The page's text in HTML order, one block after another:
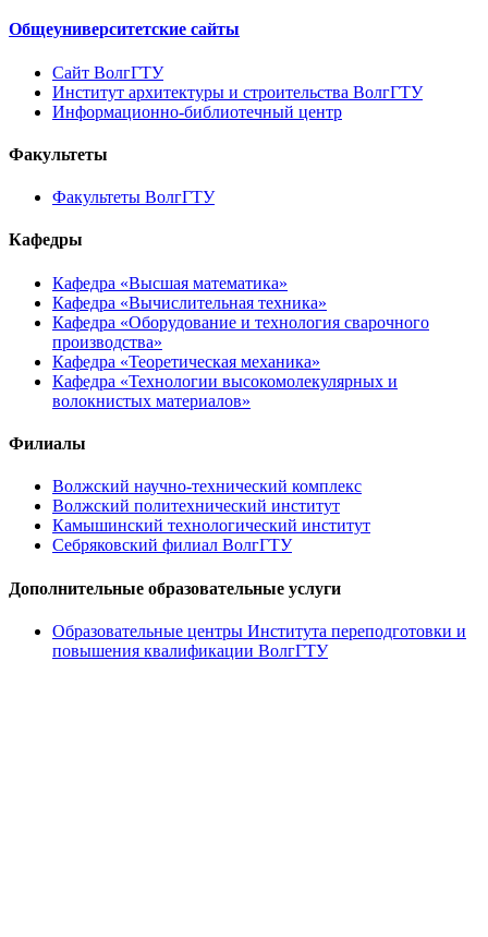
Общеуниверситетские сайты
Сайт ВолгГТУ
Институт архитектуры и строительства ВолгГТУ
Информационно-библиотечный центр
Факультеты
Факультеты ВолгГТУ
Кафедры
Кафедра «Высшая математика»
Кафедра «Вычислительная техника»
Кафедра «Оборудование и технология сварочного
производства»
Кафедра «Теоретическая механика»
Кафедра «Технологии высокомолекулярных и
волокнистых материалов»
Филиалы
Волжский научно-технический комплекс
Волжский политехнический институт
Камышинский технологический институт
Себряковский филиал ВолгГТУ
Дополнительные образовательные услуги
Образовательные центры Института переподготовки и
повышения квалификации ВолгГТУ